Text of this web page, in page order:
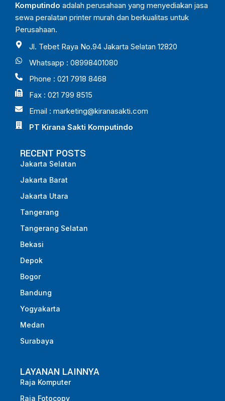
Komputindo adalah perusahaan yang menyediakan jasa
sewa peralatan printer murah dan berkualitas untuk
Perusahaan.
Jl. Tebet Raya No.94 Jakarta Selatan 12820
Whatsapp : 08998401080
Phone : 021 7918 8468
Fax : 021 799 8515
Email : marketing@kiranasakti.com
PT Kirana Sakti Komputindo
RECENT POSTS
Jakarta Selatan
Jakarta Barat
Jakarta Utara
Tangerang
Tangerang Selatan
Bekasi
Depok
Bogor
Bandung
Yogyakarta
Medan
Surabaya
LAYANAN LAINNYA
Raja Komputer
Raja Fotocopy